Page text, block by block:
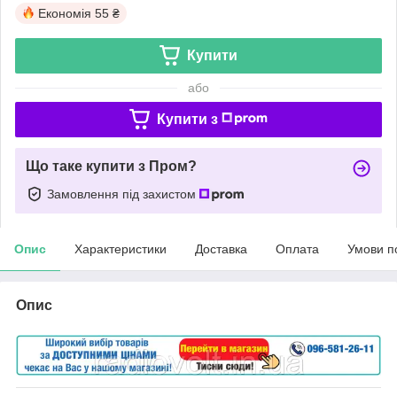
Економія 55 ₴
Купити
або
Купити з
Що таке купити з Пром?
Замовлення під захистом
Опис Характеристики Доставка Оплата Умови
Опис